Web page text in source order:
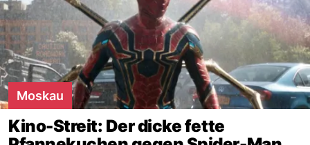
Moskau
Kino-Streit: Der dicke fette